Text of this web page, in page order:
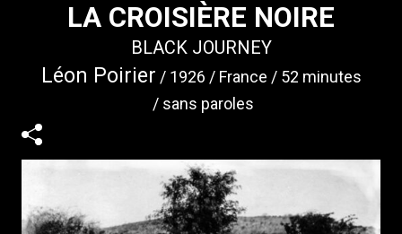
LA CROISIÈRE NOIRE
BLACK JOURNEY
Léon Poirier 1926 France
52 minutes
sans paroles